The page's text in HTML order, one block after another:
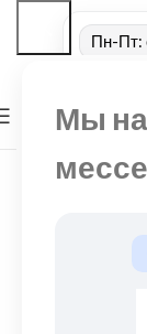
Мы на
Пн-Пт:
МЕНЮ